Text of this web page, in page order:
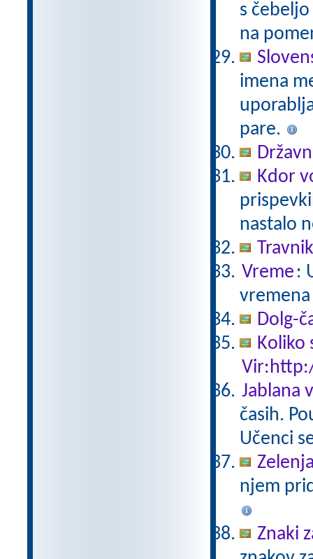
s
na
imena
pare.
Kdor
nastalo
Travnik
Vreme :
Dolg-
Koliko
Jablana
časih.
Učenci
njem
Znaki